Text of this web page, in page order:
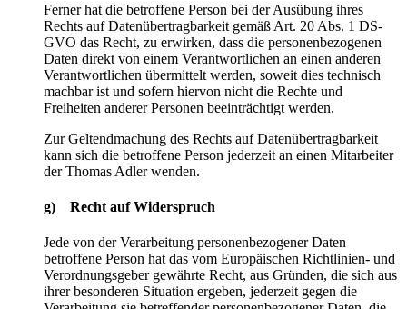
Ferner hat die betroffene Person bei der Ausübung ihres
Rechts auf Datenübertragbarkeit gemäß Art. 20 Abs. 1 DS-
GVO das Recht, zu erwirken, dass die personenbezogenen
Daten direkt von einem Verantwortlichen an einen anderen
Verantwortlichen übermittelt werden, soweit dies technisch
machbar ist und sofern hiervon nicht die Rechte und
Freiheiten anderer Personen beeinträchtigt werden.
Zur Geltendmachung des Rechts auf Datenübertragbarkeit
kann sich die betroffene Person jederzeit an einen Mitarbeiter
der Thomas Adler wenden.
g) Recht auf Widerspruch
Jede von der Verarbeitung personenbezogener Daten
betroffene Person hat das vom Europäischen Richtlinien- und
Verordnungsgeber gewährte Recht, aus Gründen, die sich aus
ihrer besonderen Situation ergeben, jederzeit gegen die